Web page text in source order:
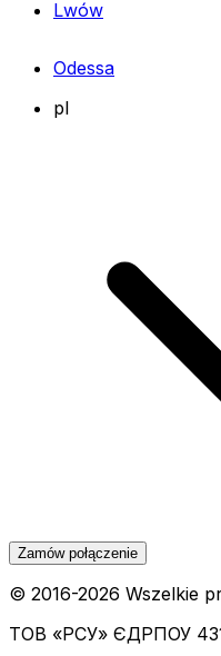
Lwów
Odessa
pl
Zamów połączenie
© 2016-2026 Wszelkie
ТОВ «РСУ» ЄДРПОУ